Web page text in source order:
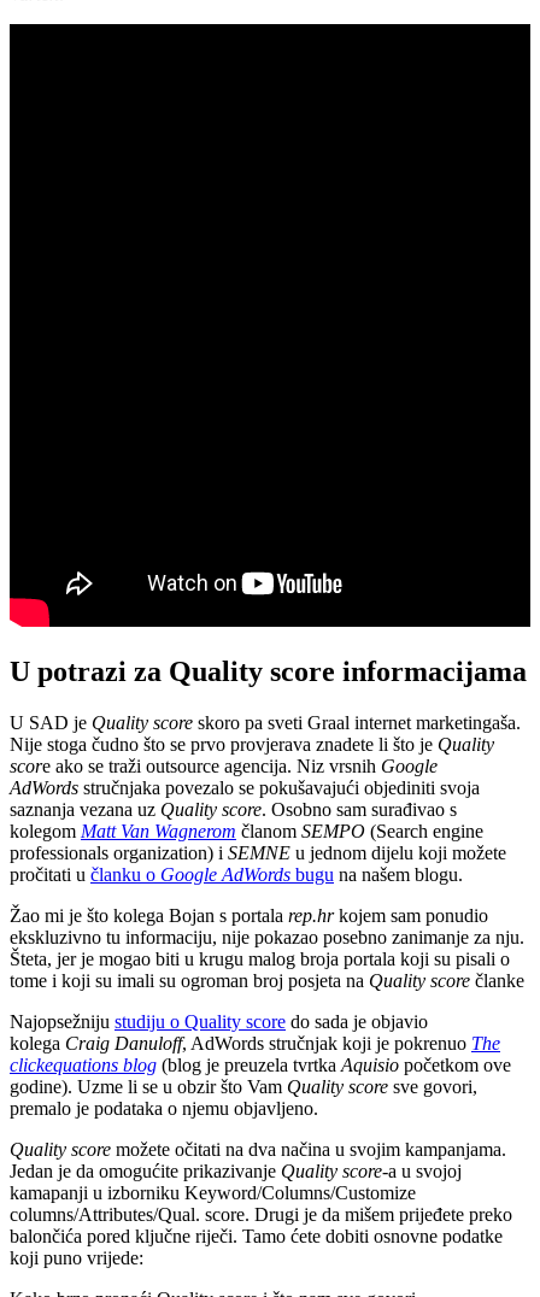
U potrazi za Quality score informacijama
U SAD je Quality score skoro pa sveti Graal internet marketingaša.
Nije stoga čudno što se prvo provjerava znadete li što je Quality
score ako se traži outsource agencija. Niz vrsnih Google
AdWords stručnjaka povezalo se pokušavajući objediniti svoja
saznanja vezana uz Quality score. Osobno sam surađivao s
kolegom Matt Van Wagnerom članom SEMPO (Search engine
professionals organization) i SEMNE u jednom dijelu koji možete
pročitati u članku o Google AdWords bugu na našem blogu.
Žao mi je što kolega Bojan s portala rep.hrkojem sam ponudio
ekskluzivno tu informaciju, nije pokazao posebno zanimanje za nju.
Šteta, jer je mogao biti u krugu malog broja portala koji su pisali o
tome i koji su imali su ogroman broj posjeta na Quality score članke
Najopsežniju studiju o Quality score do sada je objavio
kolega Craig Danuloff, AdWords stručnjak koji je pokrenuo The
clickequations blog (blog je preuzela tvrtka Aquisio početkom ove
godine). Uzme li se u obzir što Vam Quality score sve govori,
premalo je podataka o njemu objavljeno.
Quality score možete očitati na dva načina u svojim kampanjama.
Jedan je da omogućite prikazivanje Quality score-a u svojoj
kamapanji u izborniku Keyword/Columns/Customize
columns/Attributes/Qual. score. Drugi je da mišem prijeđete preko
balončića pored ključne riječi. Tamo ćete dobiti osnovne podatke
koji puno vrijede: